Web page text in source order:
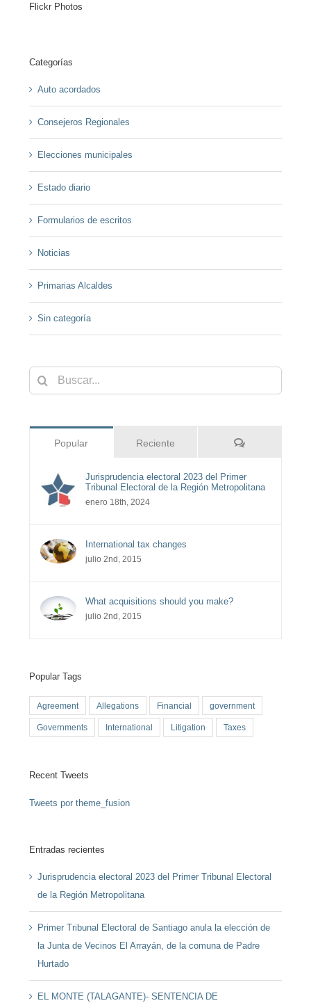
Flickr Photos
Categorías
Auto acordados
Consejeros Regionales
Elecciones municipales
Estado diario
Formularios de escritos
Noticias
Primarias Alcaldes
Sin categoría
Buscar:
Popular Reciente Comentarios
Jurisprudencia electoral 2023 del Primer
Tribunal Electoral de la Región Metropolitana
enero 18th, 2024
International tax changes
julio 2nd, 2015
What acquisitions should you make?
julio 2nd, 2015
Popular Tags
Agreement Allegations Financial government
Governments International Litigation Taxes
Recent Tweets
Tweets por theme_fusion
Entradas recientes
Jurisprudencia electoral 2023 del Primer Tribunal Electoral
de la Región Metropolitana
Primer Tribunal Electoral de Santiago anula la elección de
la Junta de Vecinos El Arrayán, de la comuna de Padre
Hurtado
EL MONTE (TALAGANTE)- SENTENCIA DE